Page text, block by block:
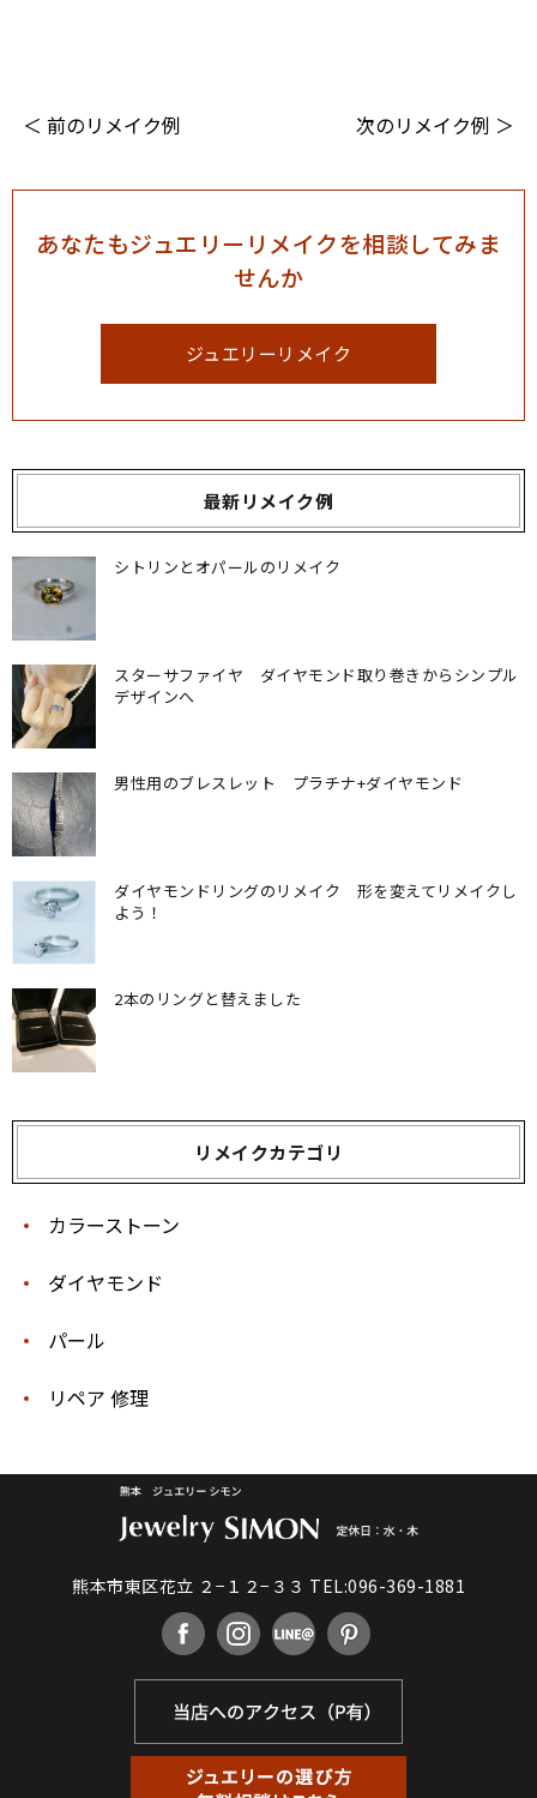
＜ 前のリメイク例 次のリメイク例 ＞
あなたもジュエリーリメイクを相談してみま
せんか
ジュエリーリメイク
最新リメイク例
シトリンとオパールのリメイク
スターサファイヤ ダイヤモンド取り巻きからシンプル
デザインへ
男性用のブレスレット プラチナ+ダイヤモンド
ダイヤモンドリングのリメイク 形を変えてリメイクし
よう！
2本のリングと替えました
リメイクカテゴリ
カラーストーン
ダイヤモンド
パール
リペア 修理
熊本市東区花立 ２−１２−３３ TEL:096-369-1881